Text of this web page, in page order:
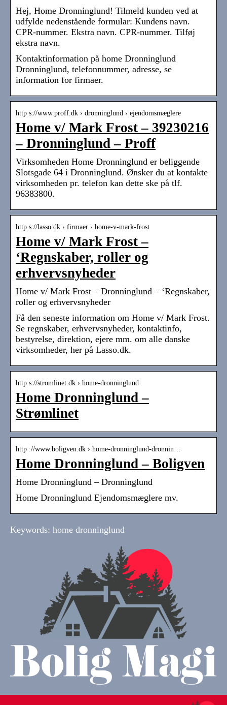
Hej, Home Dronninglund! Tilmeld kunden ved at
udfylde nedenstående formular: Kundens navn.
CPR-nummer. Ekstra navn. CPR-nummer. Tilføj
ekstra navn.
Kontaktinformation på home Dronninglund
Dronninglund, telefonnummer, adresse, se
information for firmaer.
http s://www.proff.dk › dronninglund › ejendomsmæglere
Home v/ Mark Frost – 39230216
– Dronninglund – Proff
Virksomheden Home Dronninglund er beliggende
Slotsgade 64 i Dronninglund. Ønsker du at kontakte
virksomheden pr. telefon kan dette ske på tlf.
96383800.
http s://lasso.dk › firmaer › home-v-mark-frost
Home v/ Mark Frost –
‘Regnskaber, roller og
erhvervsnyheder
Home v/ Mark Frost – Dronninglund – ‘Regnskaber,
roller og erhvervsnyheder
Få den seneste information om Home v/ Mark Frost.
Se regnskaber, erhvervsnyheder, kontaktinfo,
bestyrelse, direktion, ejere mm. om alle danske
virksomheder, her på Lasso.dk.
http s://stromlinet.dk › home-dronninglund
Home Dronninglund –
Strømlinet
http ://www.boligven.dk › home-dronninglund-dronnin…
Home Dronninglund – Boligven
Home Dronninglund – Dronninglund
Home Dronninglund Ejendomsmæglere mv.
Keywords: home dronninglund